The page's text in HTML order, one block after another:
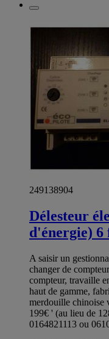
249138904
Délesteur
d'énergie) 6
A saisir un
changer de
compteur, travaille
haut de gamme,
merdouille chinoise
199€ ' (au lieu de
0164821113 ou